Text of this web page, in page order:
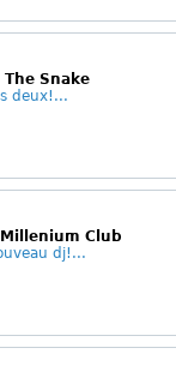
Snake
deux!...
Club
dj!...